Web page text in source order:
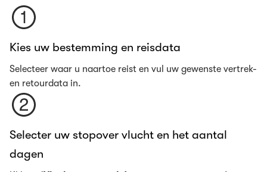
Kies uw bestemming en reisdata
Selecteer waar u naartoe reist en vul uw gewenste vertrek-
en retourdata in.
Selecter uw stopover vlucht en het aantal
dagen